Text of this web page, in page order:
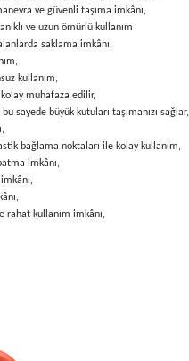
ve güvenli taşıma imkânı,
ve uzun ömürlü kullanım
saklama imkânı,
kullanım,
muhafaza edilir,
sayede büyük kutuları taşımanızı sağlar,
bağlama noktaları ile kolay kullanım,
imkânı,
rahat kullanım imkânı,